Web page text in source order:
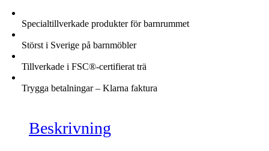
Specialtillverkade produkter för barnrummet
Störst i Sverige på barnmöbler
Tillverkade i FSC®-certifierat trä
Trygga betalningar – Klarna faktura
Beskrivning